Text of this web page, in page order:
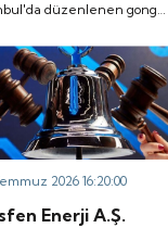
töreniyle
başladı.
düzenlenen gong
görmeye başladı.
2026 16:20:00
Enerji A.Ş.